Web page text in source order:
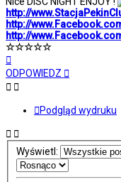
http://
http://
http://
☆☆☆☆☆
górę
ODPOWIEDZ
Podgląd wydruku
Wyświetl: